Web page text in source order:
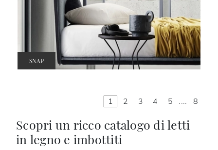
SNAP
1 2 3 4 5 .... 8
Scopri un ricco catalogo di letti
in legno e imbottiti